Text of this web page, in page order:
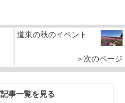
道東の秋のイベント
＞次のページ
事一覧を見る